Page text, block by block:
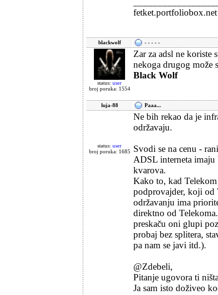
fetket.portfoliobox.net
blackwolf - - - - -
status: user
broj poruka: 1554
Zar za adsl ne koriste
nekoga drugog može
Black Wolf
luja-88 Paaa...
status: user
broj poruka: 1685
Ne bih rekao da je
održavaju.
Svodi se na cenu -
ADSL interneta
kvarova.
Kako to, kad
podprovajder, koji od
održavanju ima
direktno od
preskaču oni glupi
probaj bez splitera,
pa nam se javi itd.).
@Zdebeli,
Pitanje ugovora ti
Ja sam isto doživeo